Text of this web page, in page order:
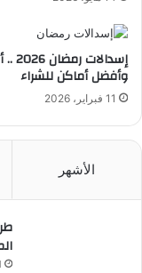
وأفضل أماكن للشراء
11 فبراير، 2026
الأشهر
1